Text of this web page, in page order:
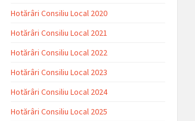
Hotărâri Consiliu Local 2020
Hotărâri Consiliu Local 2021
Hotărâri Consiliu Local 2022
Hotărâri Consiliu Local 2023
Hotărâri Consiliu Local 2024
Hotărâri Consiliu Local 2025